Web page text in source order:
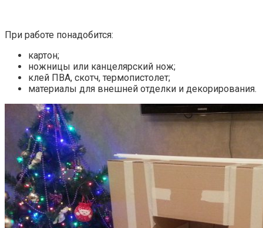
При работе понадобится:
картон;
ножницы или канцелярский нож;
клей ПВА, скотч, термопистолет;
материалы для внешней отделки и декорирования.